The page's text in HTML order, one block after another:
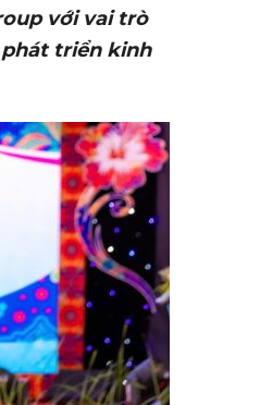
với vai trò
triển kinh